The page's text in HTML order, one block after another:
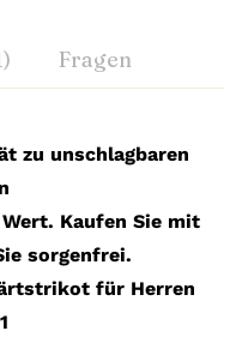
Fragen
zu unschlagbaren
Kaufen Sie mit
sorgenfrei.
für Herren